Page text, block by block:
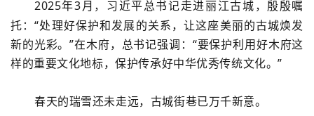
2025年3月，习近平总书记走进丽江古城，殷殷嘱
托：“处理好保护和发展的关系，让这座美丽的古城焕发
新的光彩。”在木府，总书记强调：“要保护利用好木府这
样的重要文化地标，保护传承好中华优秀传统文化。”
春天的瑞雪还未走远，古城街巷已万千新意。